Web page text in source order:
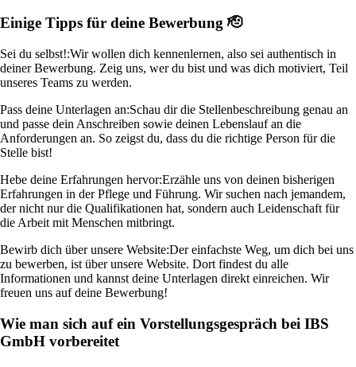
Einige Tipps für deine Bewerbung 🫡
Sei du selbst!:Wir wollen dich kennenlernen, also sei authentisch in
deiner Bewerbung. Zeig uns, wer du bist und was dich motiviert, Teil
unseres Teams zu werden.
Pass deine Unterlagen an:Schau dir die Stellenbeschreibung genau an
und passe dein Anschreiben sowie deinen Lebenslauf an die
Anforderungen an. So zeigst du, dass du die richtige Person für die
Stelle bist!
Hebe deine Erfahrungen hervor:Erzähle uns von deinen bisherigen
Erfahrungen in der Pflege und Führung. Wir suchen nach jemandem,
der nicht nur die Qualifikationen hat, sondern auch Leidenschaft für
die Arbeit mit Menschen mitbringt.
Bewirb dich über unsere Website:Der einfachste Weg, um dich bei uns
zu bewerben, ist über unsere Website. Dort findest du alle
Informationen und kannst deine Unterlagen direkt einreichen. Wir
freuen uns auf deine Bewerbung!
Wie man sich auf ein Vorstellungsgespräch bei IBS
GmbH vorbereitet